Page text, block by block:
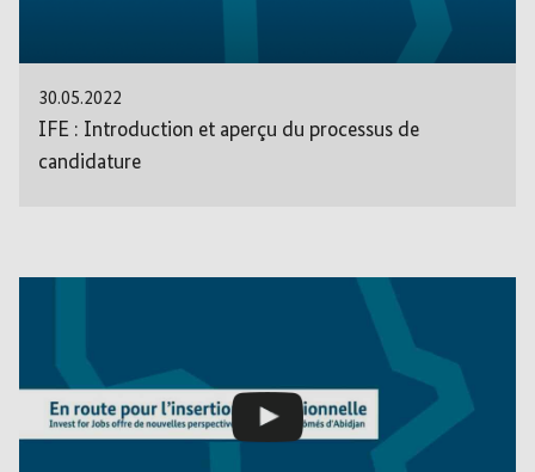
30.05.2022
IFE : Introduction et aperçu du processus de
candidature